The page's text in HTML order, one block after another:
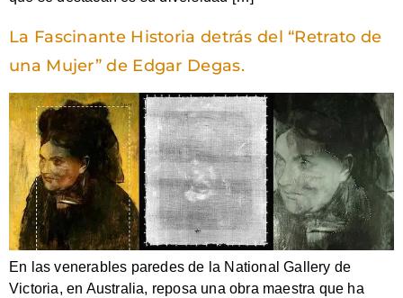
La Fascinante Historia detrás del “Retrato de
una Mujer” de Edgar Degas.
En las venerables paredes de la National Gallery de
Victoria, en Australia, reposa una obra maestra que ha